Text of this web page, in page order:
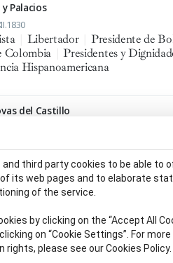
Palacios
Libertador Presidente de
Colombia
Presidentes y
Hispanoamericana
del Castillo
San Fernando
| Académico, ca de
de Ciencias Morales y Políticas|
de la Real Academia de
Académico, ca de la Real Academia
ca de la Real Academia
de la insigne Orden del
de Orden militar|
ria |Economista|
third party cookies to be able to
its web pages and to elaborate
of the service.
by clicking on the “Accept All
on “Cookie Settings”. For
please see our Cookies Policy.